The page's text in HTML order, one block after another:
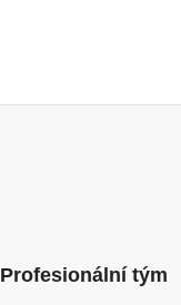
Profesionální tým